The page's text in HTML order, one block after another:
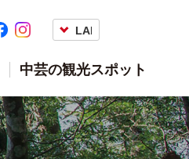
中芸の観光スポット